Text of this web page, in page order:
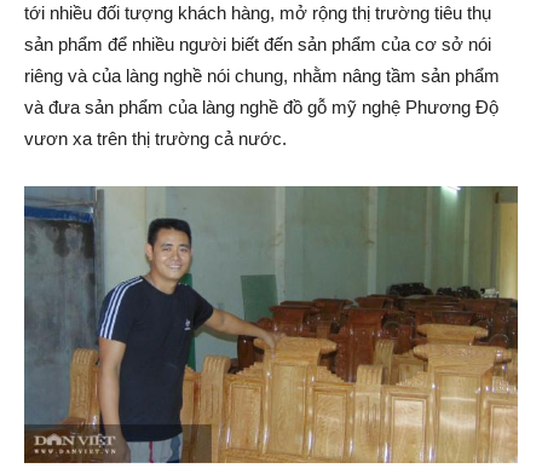
tới nhiều đố‌i tượ‌ng khách hàng, mở rộng thị trường tiêu thụ
sản phẩm để nhiều người biết đến sản phẩm của cơ sở nói
riêng và của làng nghề nói chung, nhằm nâng tầm sản phẩm
và đưa sản phẩm của làng nghề đồ gỗ mỹ nghệ Phương Độ
vươn xa trên thị trường cả nước.